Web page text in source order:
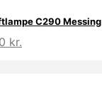
kr..
er:
1.273,00 kr..
C290 Messing
kr.